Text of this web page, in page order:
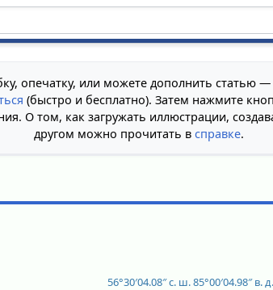
опечатку, или можете дополнить статью
(быстро и бесплатно). Затем нажмите
О том, как загружать иллюстрации,
другом можно прочитать в справке.
56°30′04.08″ с. ш.85°00′04.98″ в. д.